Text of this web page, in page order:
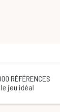
RÉFÉRENCES
jeu idéal